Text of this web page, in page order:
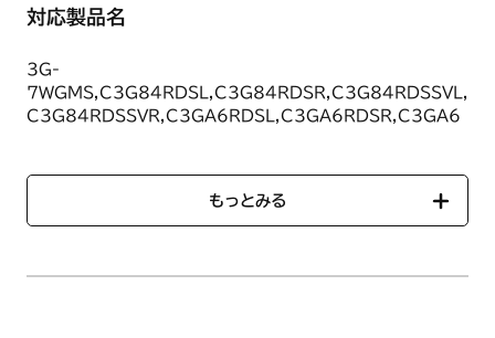
対応製品名
3G-
7WGMS,C3G84RDSL,C3G84RDSR,C3G84RDSSVL,
C3G84RDSSVR,C3GA6RDSL,C3GA6RDSR,C3GA6
JA,C3W84RDTSR,C3W84RDTSR-
JA,C3W84RDTSSVL,C3W84RDTSSVR,C3W89RDTS
RDTS2SVR,C3W89RDTS3L,C3W89RDTS3R,C3W8
もっとみる